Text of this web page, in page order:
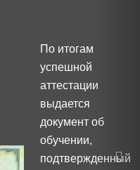
По итогам
успешной
аттестации
выдается
документ об
обучении,
подтвержденный